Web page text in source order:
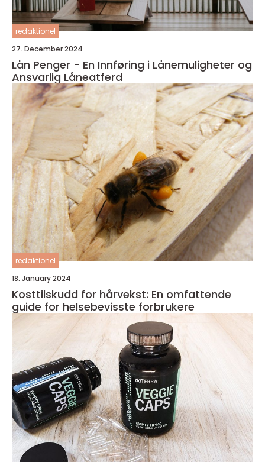
redaktionel
27. December 2024
Lån Penger - En Innføring i Lånemuligheter og
Ansvarlig Låneatferd
redaktionel
18. January 2024
Kosttilskudd for hårvekst: En omfattende
guide for helsebevisste forbrukere